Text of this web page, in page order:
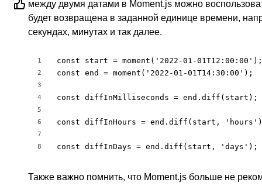
между двумя датами в Moment.js можно
будет возвращена в заданной единице времени,
секундах, минутах и так далее.
1
2
3
4
5
6
7
8
const start = moment('2022-01-01T12:00:00');
const end = moment('2022-01-01T14:30:00');
const diffInMilliseconds = end.diff(start); //
const diffInHours = end.diff(start, 'hours');
const diffInDays = end.diff(start, 'days');
Также важно помнить, что Moment.js больше не